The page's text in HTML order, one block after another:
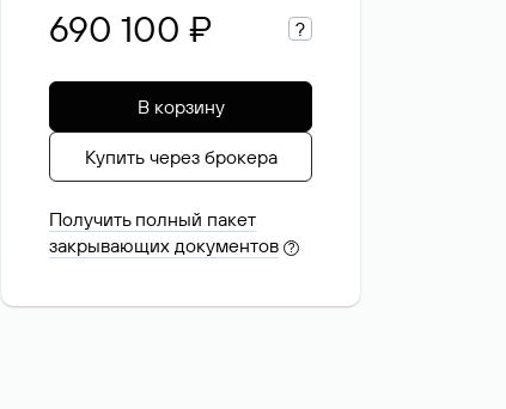
690 100 ₽ ?
В корзину
Купить через брокера
Получить полный пакет
закрывающих документов ?